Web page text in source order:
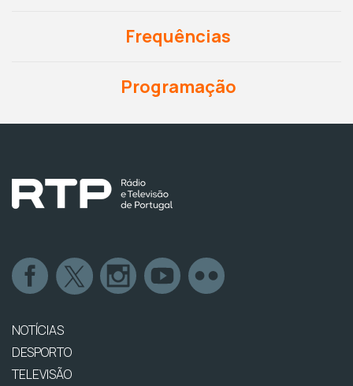
Frequências
Programação
NOTÍCIAS
DESPORTO
TELEVISÃO